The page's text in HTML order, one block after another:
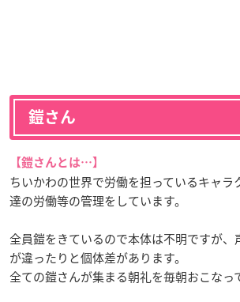
鎧さん
【鎧さんとは…】
ちいかわの世界で労働を担っているキャラ
達の労働等の管理をしています。
全員鎧をきているので本体は不明ですが、
が違ったりと個体差があります。
全ての鎧さんが集まる朝礼を毎朝おこなっ